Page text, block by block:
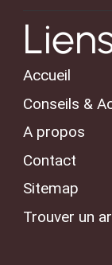
Accueil
Conseils &
A propos
Contact
Sitemap
Trouver un